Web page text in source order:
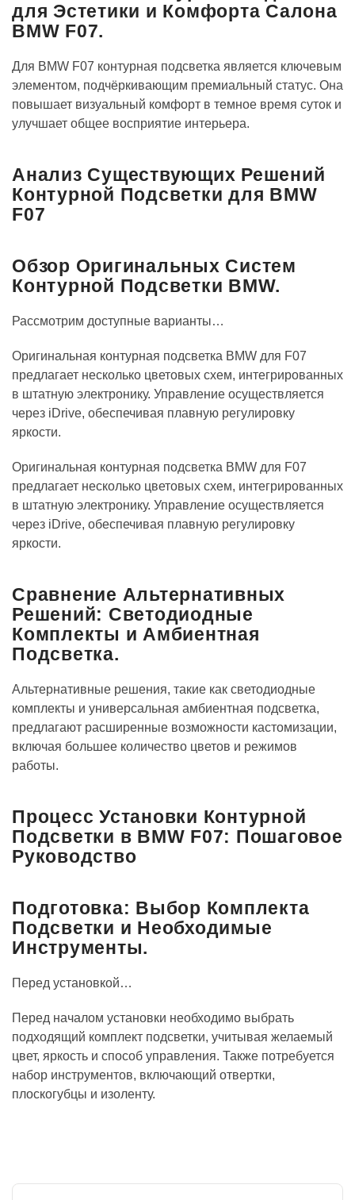
для Эстетики и Комфорта Салона
BMW F07.
Для BMW F07 контурная подсветка является ключевым
элементом, подчёркивающим премиальный статус. Она
повышает визуальный комфорт в темное время суток и
улучшает общее восприятие интерьера.
Анализ Существующих Решений
Контурной Подсветки для BMW
F07
Обзор Оригинальных Систем
Контурной Подсветки BMW.
Рассмотрим доступные варианты…
Оригинальная контурная подсветка BMW для F07
предлагает несколько цветовых схем, интегрированных
в штатную электронику. Управление осуществляется
через iDrive, обеспечивая плавную регулировку
яркости.
Оригинальная контурная подсветка BMW для F07
предлагает несколько цветовых схем, интегрированных
в штатную электронику. Управление осуществляется
через iDrive, обеспечивая плавную регулировку
яркости.
Сравнение Альтернативных
Решений: Светодиодные
Комплекты и Амбиентная
Подсветка.
Альтернативные решения, такие как светодиодные
комплекты и универсальная амбиентная подсветка,
предлагают расширенные возможности кастомизации,
включая большее количество цветов и режимов
работы.
Процесс Установки Контурной
Подсветки в BMW F07: Пошаговое
Руководство
Подготовка: Выбор Комплекта
Подсветки и Необходимые
Инструменты.
Перед установкой…
Перед началом установки необходимо выбрать
подходящий комплект подсветки, учитывая желаемый
цвет, яркость и способ управления. Также потребуется
набор инструментов, включающий отвертки,
плоскогубцы и изоленту.